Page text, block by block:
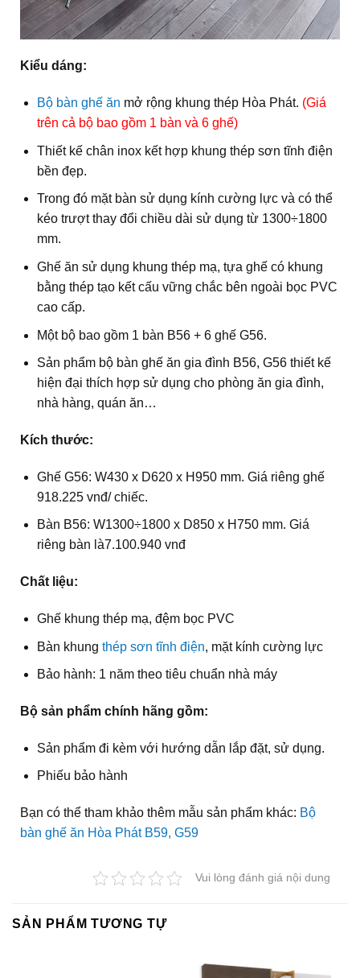
Kiểu dáng:
Bộ bàn ghế ăn mở rộng khung thép Hòa Phát. (Giá
trên cả bộ bao gồm 1 bàn và 6 ghế)
Thiết kế chân inox kết hợp khung thép sơn tĩnh điện
bền đẹp.
Trong đó mặt bàn sử dụng kính cường lực và có thể
kéo trượt thay đổi chiều dài sử dụng từ 1300÷1800
mm.
Ghế ăn sử dụng khung thép mạ, tựa ghế có khung
bằng thép tạo kết cấu vững chắc bên ngoài bọc PVC
cao cấp.
Một bộ bao gồm 1 bàn B56 + 6 ghế G56.
Sản phẩm bộ bàn ghế ăn gia đình B56, G56 thiết kế
hiện đại thích hợp sử dụng cho phòng ăn gia đình,
nhà hàng, quán ăn…
Kích thước:
Ghế G56: W430 x D620 x H950 mm. Giá riêng ghế
918.225 vnđ/ chiếc.
Bàn B56: W1300÷1800 x D850 x H750 mm. Giá
riêng bàn là7.100.940 vnđ
Chất liệu:
Ghế khung thép mạ, đệm bọc PVC
Bàn khung thép sơn tĩnh điện, mặt kính cường lực
Bảo hành: 1 năm theo tiêu chuẩn nhà máy
Bộ sản phẩm chính hãng gồm:
Sản phẩm đi kèm với hướng dẫn lắp đặt, sử dụng.
Phiếu bảo hành
Bạn có thể tham khảo thêm mẫu sản phẩm khác: Bộ
bàn ghế ăn Hòa Phát B59, G59
Vui lòng đánh giá nội dung
SẢN PHẨM TƯƠNG TỰ